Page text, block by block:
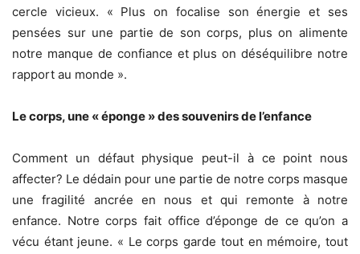
cercle vicieux. « Plus on focalise son énergie et ses
pensées sur une partie de son corps, plus on alimente
notre manque de confiance et plus on déséquilibre notre
rapport au monde ».
Le corps, une « éponge » des souvenirs de l’enfance
Comment un défaut physique peut-il à ce point nous
affecter? Le dédain pour une partie de notre corps masque
une fragilité ancrée en nous et qui remonte à notre
enfance. Notre corps fait office d’éponge de ce qu’on a
vécu étant jeune. « Le corps garde tout en mémoire, tout